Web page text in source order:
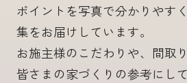
ポイントを写真で分かりやす
集をお届けしています。
お施主様のこだわりや、間取
皆さまの家づくりの参考にし